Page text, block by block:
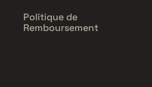
Politique de
Remboursement